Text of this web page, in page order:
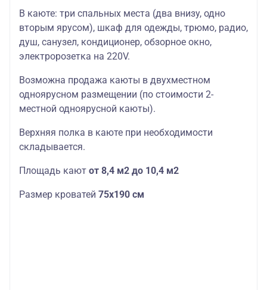
В каюте: три спальных места (два внизу, одно
вторым ярусом), шкаф для одежды, трюмо, радио,
душ, санузел, кондиционер, обзорное окно,
электророзетка на 220V.
Возможна продажа каюты в двухместном
одноярусном размещении (по стоимости 2-
местной одноярусной каюты).
Верхняя полка в каюте при необходимости
складывается.
Площадь кают от 8,4 м2 до 10,4 м2
Размер кроватей 75х190 см